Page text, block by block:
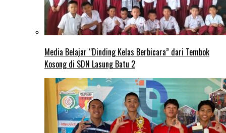
Media Belajar “Dinding Kelas Berbicara” dari Tembok
Kosong di SDN Lasung Batu 2